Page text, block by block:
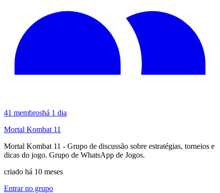
41 membroshá 1 dia
Mortal Kombat 11
Mortal Kombat 11 - Grupo de discussão sobre estratégias, torneios e
dicas do jogo. Grupo de WhatsApp de Jogos.
criado há 10 meses
Entrar no grupo